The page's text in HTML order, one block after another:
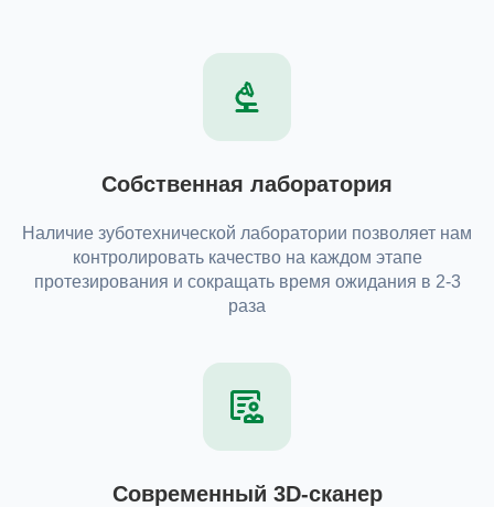
Собственная лаборатория
Наличие зуботехнической лаборатории позволяет нам
контролировать качество на каждом этапе
протезирования и сокращать время ожидания в 2-3
раза
Современный 3D-сканер